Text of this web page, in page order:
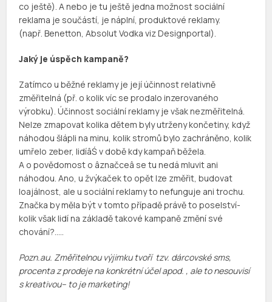
co ještě). A nebo je tu ještě jedna možnost sociální
reklama je součástí, je náplní, produktové reklamy.
(např. Benetton,AbsolutVodka vizDesignportal).
Jaký je úspěch kampaně?
Zatímco u běžné reklamy je její účinnost relativně
změřitelná (př. o kolik víc se prodalo inzerovaného
výrobku). Účinnost sociální reklamy je však nezměřitelná.
Nelze zmapovat kolika dětem byly utrženy končetiny, když
náhodou šlápli na minu, kolik stromů bylo zachráněno, kolik
umřelo zeber, lidíâŚ v době kdy kampaň běžela.
A o povědomost o âznačceâ se tu nedá mluvit ani
náhodou. Ano, u žvýkaček to opět lze změřit, budovat
loajálnost, ale u sociální reklamy to nefunguje ani trochu.
Značka by měla být v tomto případě právě to poselství-
kolik však lidí na základě takové kampaně změní své
chování?…..
Pozn.au. Změřitelnou výjimku tvoří tzv. dárcovskésms,
procenta z prodeje na konkrétní účel apod. , ale to nesouvisí
skreativou– to je marketing!